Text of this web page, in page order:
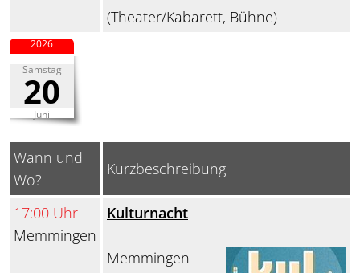
(Theater/Kabarett, Bühne)
Samstag
20
Juni
2026
Wann und
Wo?
Kurzbeschreibung
17:00 Uhr
Memmingen
Kulturnacht
Memmingen